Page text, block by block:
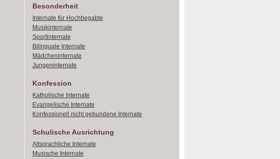
Besonderheit
Internate für Hochbegabte
Musikinternate
Sportinternate
Bilinguale Internate
Mädcheninternate
Jungeninternate
Konfession
Katholische Internate
Evangelische Internate
Konfessionell nicht gebundene Internate
Schulische Ausrichtung
Altsprachliche Internate
Musische Internate